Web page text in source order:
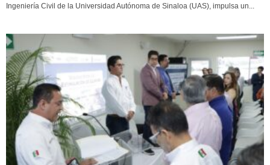
Ingeniería Civil de la Universidad Autónoma de Sinaloa (UAS), impulsa un...